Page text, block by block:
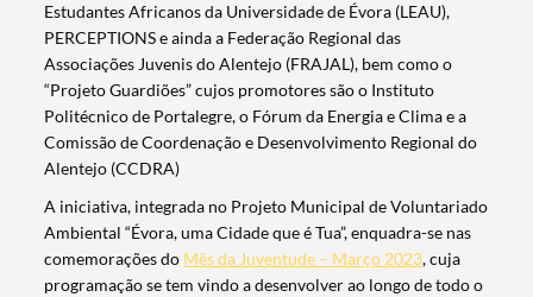
Estudantes Africanos da Universidade de Évora (LEAU),
PERCEPTIONS e ainda a Federação Regional das
Associações Juvenis do Alentejo (FRAJAL), bem como o
“Projeto Guardiões” cujos promotores são o Instituto
Politécnico de Portalegre, o Fórum da Energia e Clima e a
Comissão de Coordenação e Desenvolvimento Regional do
Alentejo (CCDRA)
A iniciativa, integrada no Projeto Municipal de Voluntariado
Ambiental “Évora, uma Cidade que é Tua”, enquadra-se nas
comemorações do Mês da Juventude – Março 2023, cuja
programação se tem vindo a desenvolver ao longo de todo o